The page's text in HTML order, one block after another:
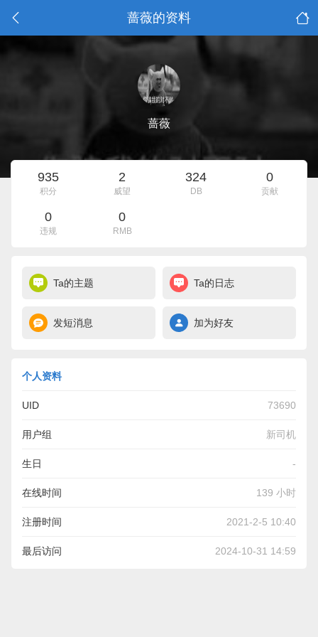
蔷薇的资料
蔷薇
935
积分
2
威望
324
DB
0
贡献
0
违规
0
RMB
Ta的主题 Ta的日志
发短消息 加为好友
个人资料
UID 73690
用户组 新司机
生日 -
在线时间 139 小时
注册时间 2021-2-5 10:40
最后访问 2024-10-31 14:59